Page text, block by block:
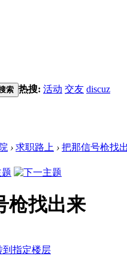
索 热搜: 活动 交友 discuz
› 求职路上 › 把那信号枪找
枪找出来